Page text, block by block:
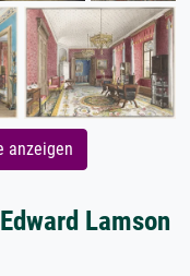
anzeigen
Lamson